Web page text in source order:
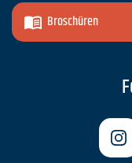
Broschüren